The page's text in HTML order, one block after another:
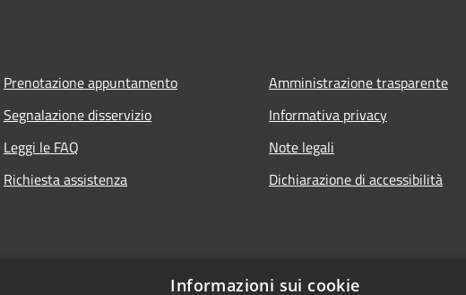
Prenotazione appuntamento
Segnalazione disservizio
Leggi le FAQ
Richiesta assistenza
Amministrazione trasparente
Informativa privacy
Note legali
Dichiarazione di accessibilità
Informazioni sui cookie